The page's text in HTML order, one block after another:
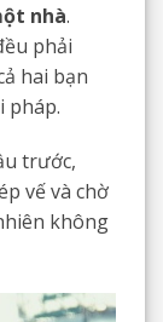
nhà.
phải
hai bạn
pháp.
trước,
vế và chờ
không